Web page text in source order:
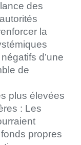
des
la
d’une
de
plus élevées
: Les
propres